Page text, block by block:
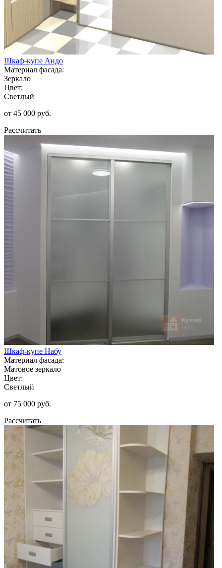
Шкаф-купе Андо
Материал фасада:
Зеркало
Цвет:
Светлый
от 45 000 руб.
Рассчитать
Шкаф-купе Набу
Материал фасада:
Матовое зеркало
Цвет:
Светлый
от 75 000 руб.
Рассчитать